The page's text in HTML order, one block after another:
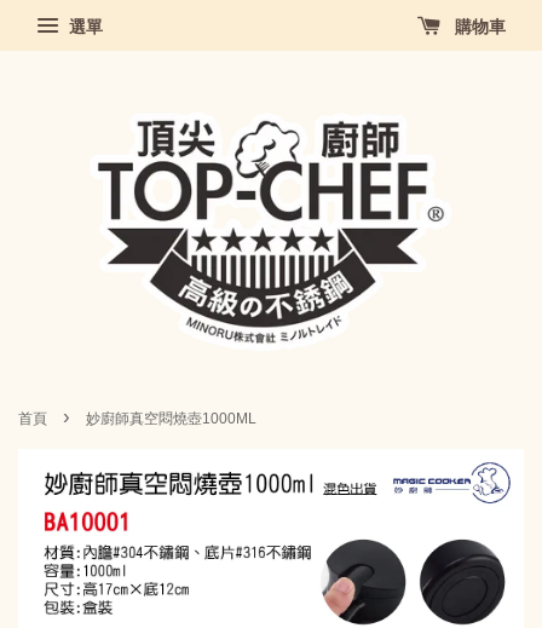
選單 購物車
首頁 › 妙廚師真空悶燒壺1000ML